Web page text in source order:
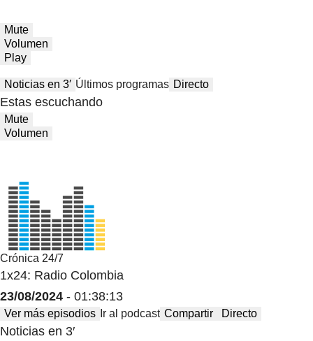
Mute
Volumen
Play
Noticias en 3′ Últimos programas Directo
Estas escuchando
Mute
Volumen
Crónica 24/7
1x24: Radio Colombia
23/08/2024 - 01:38:13
Ver más episodios Ir al podcast Compartir Directo
Noticias en 3′